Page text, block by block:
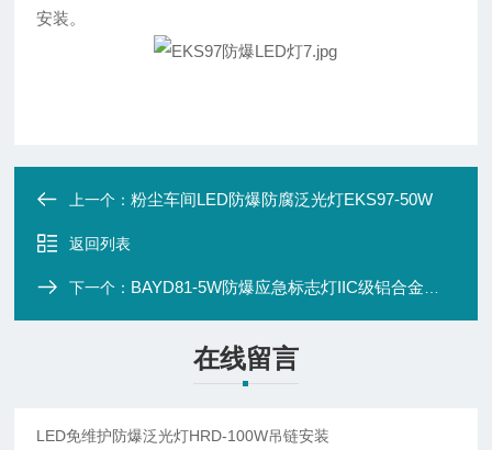
安装。
上一个：粉尘车间LED防爆防腐泛光灯EKS97-50W
返回列表
下一个： BAYD81-5W防爆应急标志灯IIC级铝合金材质
在线留言